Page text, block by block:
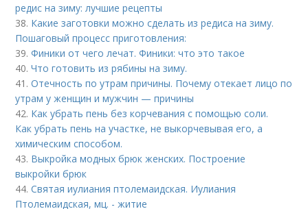
редис на зиму: лучшие рецепты
38. Какие заготовки можно сделать из редиса на зиму.
Пошаговый процесс приготовления:
39.Финики от чего лечат. Финики: что это такое
40.Что готовить из рябины на зиму.
41.Отечность по утрам причины. Почему отекает лицо по
утрам у женщин и мужчин — причины
42. Как убрать пень без корчевания с помощью соли.
Как убрать пень на участке, не выкорчевывая его, а
химическим способом.
43. Выкройка модных брюк женских. Построение
выкройки брюк
44.Святая иулиания птолемаидская. Иулиания
Птолемаидская, мц. - житие